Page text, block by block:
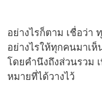
อย่างไรก็ตาม เชื่อว่า
อย่างไรให้ทุกคนมาเ
โดยคำนึงถึงส่วนรวม
หมายที่ได้วางไว้